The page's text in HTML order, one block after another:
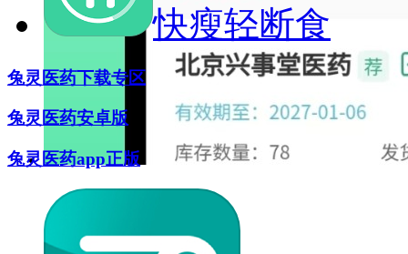
快瘦轻断食
兔灵医药下载专区
兔灵医药安卓版
兔灵医药app正版